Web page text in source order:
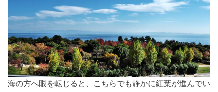
海の方へ眼を転じると、こちらでも静かに紅葉が進んでい